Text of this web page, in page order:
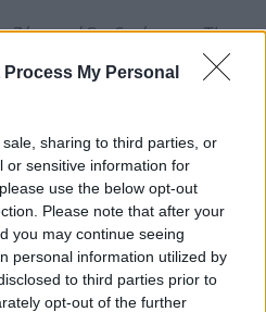
Process My Personal
sharing to third parties, or
or sensitive information for
use the below opt-out
Please note that after your
you may continue seeing
personal information utilized by
to third parties prior to
opt-out of the further
απέδειξε ότι τοThe
γεμάτο
συγκίνηση. Το κοινό
φάνηκαν
τον καλύτερό τους
με εκρηκτικό τρόπο,
εντυπώσεις και
όσα θα ακολουθήσουν.